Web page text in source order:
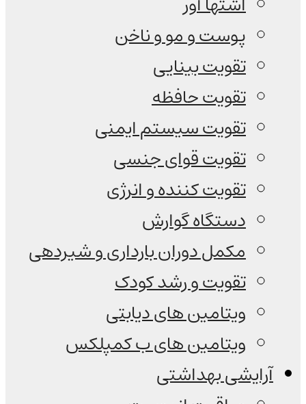
پوست و مو و ناخن
تقویت بینایی
تقویت حافظه
تقویت سیستم ایمنی
تقویت قوای جنسی
تقویت کننده و انرژی
دستگاه گوارش
مکمل دوران بارداری و شیردهی
تقویت و رشد کودک
ویتامین های دیابتی
ویتامین های ب کمپلکس
آرایشی بهداشتی